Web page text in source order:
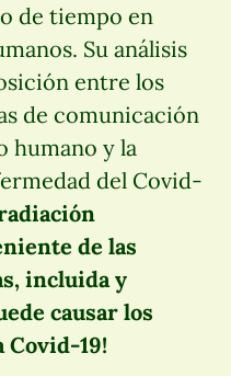
de tiempo en
Su análisis
entre los
de comunicación
humano y la
del Covid-
de las
incluida y
causar los
Covid-19!